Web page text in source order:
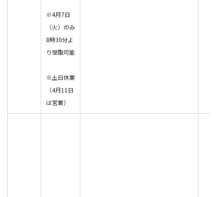
※4月7日
（火）のみ
8時30分よ
り受取可能
※土日休業
（4月11日
は営業）